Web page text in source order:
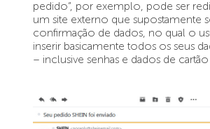
pedido”, por exemplo, pode ser
um site externo que supostamente
confirmação de dados, no qual o
inserir basicamente todos os seus
– inclusive senhas e dados de